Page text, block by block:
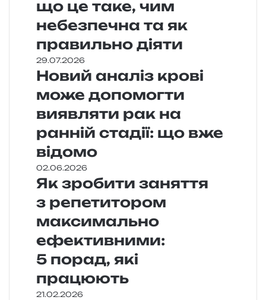
що це таке, чим
небезпечна та як
правильно діяти
29.07.2026
Новий аналіз крові
може допомогти
виявляти рак на
ранній стадії: що вже
відомо
02.06.2026
Як зробити заняття
з репетитором
максимально
ефективними:
5 порад, які
працюють
21.02.2026